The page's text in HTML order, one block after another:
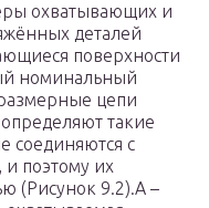
охватывающих и
деталей
поверхности
номинальный
цепи
такие
соединяются с
и поэтому их
(Рисунок 9.2).А –